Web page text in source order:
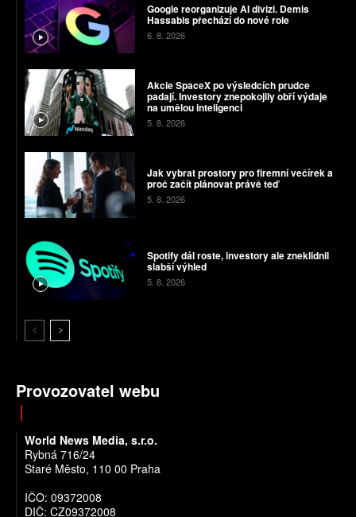
Google reorganizuje AI divizi. Demis
Hassabis přechází do nové role
6. 8. 2026
Akcie SpaceX po výsledcích prudce
padají. Investory znepokojily obří výdaje
na umělou inteligenci
5. 8. 2026
Jak vybrat prostory pro firemní večírek a
proč začít plánovat právě teď
5. 8. 2026
Spotify dál roste, investory ale zneklidnil
slabší výhled
5. 8. 2026
Provozovatel webu
World News Media, s.r.o.
Rybná 716/24
Staré Město, 110 00 Praha
IČO: 09372008
DIČ: CZ09372008